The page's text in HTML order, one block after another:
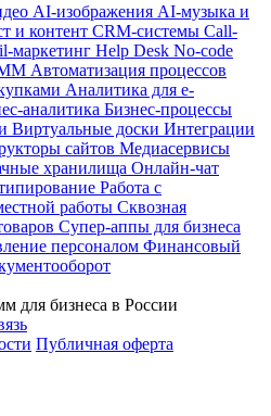
AI-изображения AI-музыка и
и контент CRM-системы Call-
маркетинг Help Desk No-code
Автоматизация процессов
Аналитика для e-
аналитика Бизнес-процессы
Виртуальные доски Интеграции
сайтов Медиасервисы
хранилища Онлайн-чат
Работа с
работы Сквозная
Супер-аппы для бизнеса
персоналом Финансовый
для бизнеса в России
Публичная оферта